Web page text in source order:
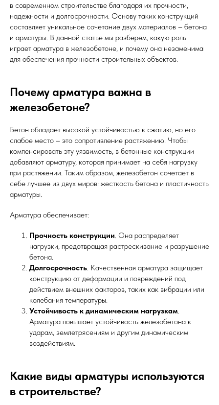
в современном строительстве благодаря их прочности,
надежности и долгосрочности. Основу таких конструкций
составляет уникальное сочетание двух материалов – бетона
и арматуры. В данной статье мы разберем, какую роль
играет арматура в железобетоне, и почему она незаменима
для обеспечения прочности строительных объектов.
Почему арматура важна в
железобетоне?
Бетон обладает высокой устойчивостью к сжатию, но его
слабое место – это сопротивление растяжению. Чтобы
компенсировать эту уязвимость, в бетонные конструкции
добавляют арматуру, которая принимает на себя нагрузку
при растяжении. Таким образом, железобетон сочетает в
себе лучшее из двух миров: жесткость бетона и пластичность
арматуры.
Арматура обеспечивает:
Прочность конструкции. Она распределяет
нагрузки, предотвращая растрескивание и разрушение
бетона.
Долгосрочность. Качественная арматура защищает
конструкцию от деформации и повреждений под
действием внешних факторов, таких как вибрации или
колебания температуры.
Устойчивость к динамическим нагрузкам.
Арматура повышает устойчивость железобетона к
ударам, землетрясениям и другим динамическим
воздействиям.
Какие виды арматуры используются
в строительстве?